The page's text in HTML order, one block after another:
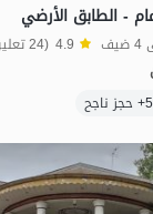
- الطابق الأرضي
4.9 (24 تعليق)